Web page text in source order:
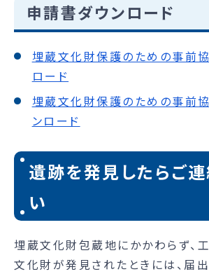
申請書ダウンロード
埋蔵文化財保護のための事前
ロード
埋蔵文化財保護のための事前
ンロード
遺跡を発見したらご連
い
埋蔵文化財包蔵地にかかわらず、
文化財が発見されたときには、届